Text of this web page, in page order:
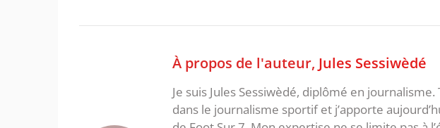
À propos de l'auteur, Jules Sessiwèdé
Je suis Jules Sessiwèdé, diplômé en
dans le journalisme sportif et j’apporte